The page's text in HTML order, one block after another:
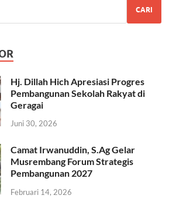
CARI
Hj. Dillah Hich Apresiasi Progres
Pembangunan Sekolah Rakyat di
Geragai
Juni 30, 2026
Camat Irwanuddin, S.Ag Gelar
Musrembang Forum Strategis
Pembangunan 2027
Februari 14, 2026